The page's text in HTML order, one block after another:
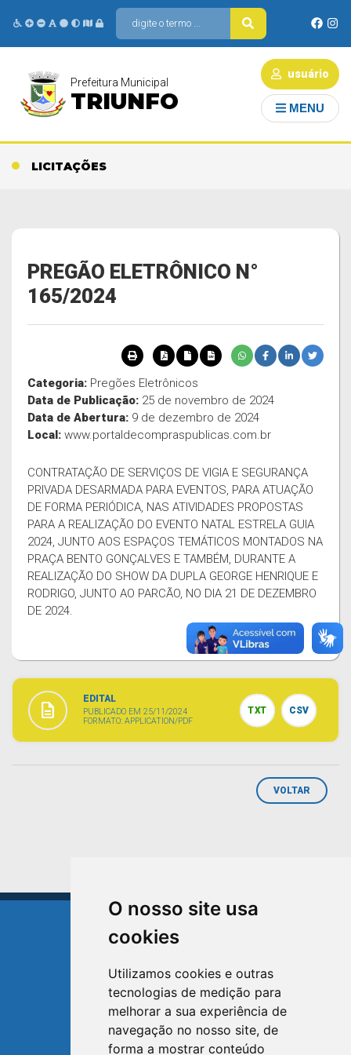
O nosso site usa
cookies
Utilizamos cookies e outras
tecnologias de medição para
melhorar a sua experiência de
navegação no nosso site, de
forma a mostrar conteúdo
usuário
Prefeitura Municipal
TRIUNFO MENU
LICITAÇÕES
PREGÃO ELETRÔNICO N°
165/2024
Categoria: Pregões Eletrônicos
Data de Publicação: 25 de novembro de 2024
Data de Abertura: 9 de dezembro de 2024
Local: www.portaldecompraspublicas.com.br
CONTRATAÇÃO DE SERVIÇOS DE VIGIA E SEGURANÇA
PRIVADA DESARMADA PARA EVENTOS, PARA ATUAÇÃO
DE FORMA PERIÓDICA, NAS ATIVIDADES PROPOSTAS
PARA A REALIZAÇÃO DO EVENTO NATAL ESTRELA GUIA
2024, JUNTO AOS ESPAÇOS TEMÁTICOS MONTADOS NA
PRAÇA BENTO GONÇALVES E TAMBÉM, DURANTE A
REALIZAÇÃO DO SHOW DA DUPLA GEORGE HENRIQUE E
RODRIGO, JUNTO AO PARCÃO, NO DIA 21 DE DEZEMBRO
DE 2024.
description
EDITAL
PUBLICADO EM 25/11/2024
FORMATO: APPLICATION/PDF
TXT CSV
VOLTAR
TRIUNFO
RIO GRANDE DO SUL